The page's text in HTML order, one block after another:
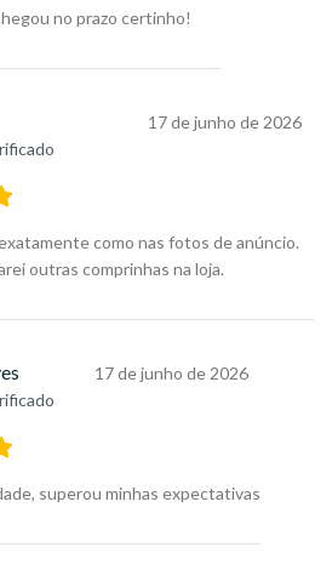
no prazo certinho!
17 de junho de 2026
como nas fotos de anúncio.
outras comprinhas na loja.
17 de junho de 2026
superou minhas expectativas